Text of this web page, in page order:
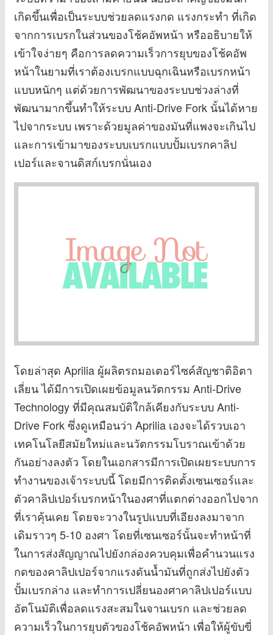
เกิดขึ้นเพื่อเป็นระบบช่วยลดแรงกด แรงกระทำ ที่เกิด
จากการเบรกในส่วนของโช้คอัพหน้า หรืออธิบายให้
เข้าใจง่ายๆ คือการลดความเร็วการยุบของโช้คอัพ
หน้าในยามที่เราต้องเบรกแบบฉุกเฉินหรือเบรกหน้า
แบบหนักๆ แต่ด้วยการพัฒนาของระบบช่วงล่างที่
พัฒนามากขึ้นทำให้ระบบ Anti-Drive Fork นั้นได้หาย
ไปจากระบบ เพราะด้วยมูลค่าของมันที่แพงจะเกินไป
และการเข้ามาของระบบเบรกแบบปั้มเบรกคาลิป
เปอร์และจานดิสก์เบรกนั่นเอง
โดยล่าสุด Aprilia ผู้ผลิตรถมอเตอร์ไซค์สัญชาติอิตา
เลี่ยน ได้มีการเปิดเผยข้อมูลนวัตกรรม Anti-Drive
Technology ที่มีคุณสมบัติใกล้เคียงกับระบบ Anti-
Drive Fork ซึ่งดูเหมือนว่า Aprilia เองจะได้รวบเอา
เทคโนโลยีสมัยใหม่และนวัตกรรมโบราณเข้าด้วย
กันอย่างลงตัว โดยในเอกสารมีการเปิดเผยระบบการ
ทำงานของเจ้าระบบนี้ โดยมีการติดตั้งเซนเซอร์และ
ตัวคาลิปเปอร์เบรกหน้าในองศาที่แตกต่างออกไปจาก
ที่เราคุ้นเคย โดยจะวางในรูปแบบที่เอียงลงมาจาก
เดิมราวๆ 5-10 องศา โดยที่เซนเซอร์นั้นจะทำหน้าที่
ในการส่งสัญญาณไปยังกล่องควบคุมเพื่อคำนวนแรง
กดของคาลิปเปอร์จากแรงดันน้ำมันที่ถูกส่งไปยังตัว
ปั้มเบรกล่าง และทำการเปลี่ยนองศาคาลิปเปอร์แบบ
อัตโนมัติเพื่อลดแรงสะสมในจานเบรก และช่วยลด
ความเร็วในการยุบตัวของโช้คอัพหน้า เพื่อให้ผู้ขับขี่